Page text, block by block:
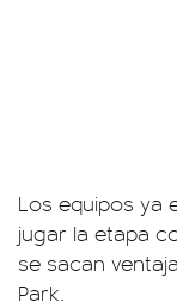
Los equipos ya
jugar la etapa
se sacan
Park.